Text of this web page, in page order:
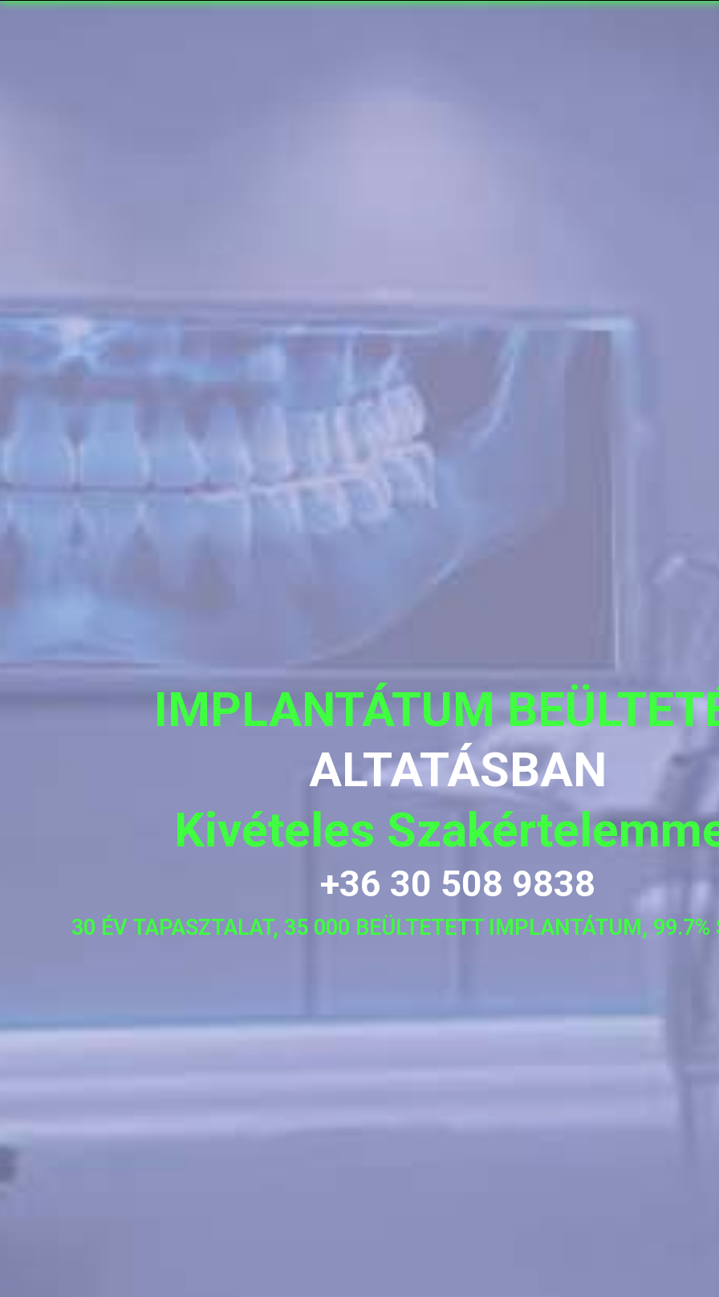
IMPLANTÁTUM
ALTATÁSBAN
Kivételes
+36 30 508 9838
30 ÉV TAPASZTALAT, 35 000 BEÜLTETETT IMPLANTÁTUM, 99.7%